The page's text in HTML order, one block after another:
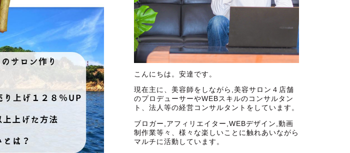
こんにちは。安達です。
現在主に、美容師をしながら,美容サロン４店舗
のプロデューサーやWEBスキルのコンサルタン
ト、法人等の経営コンサルタントをしています。
ブロガー,アフィリエイター,WEBデザイン,動画
制作業等々、様々な楽しいことに触れあいながら
マルチに活動しています。